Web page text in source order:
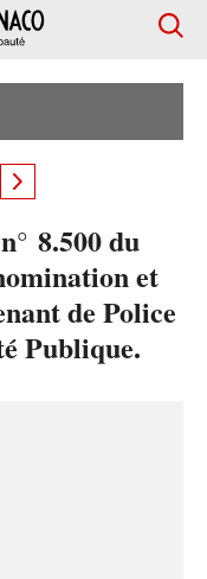
8.500 du
et
de Police
Publique.